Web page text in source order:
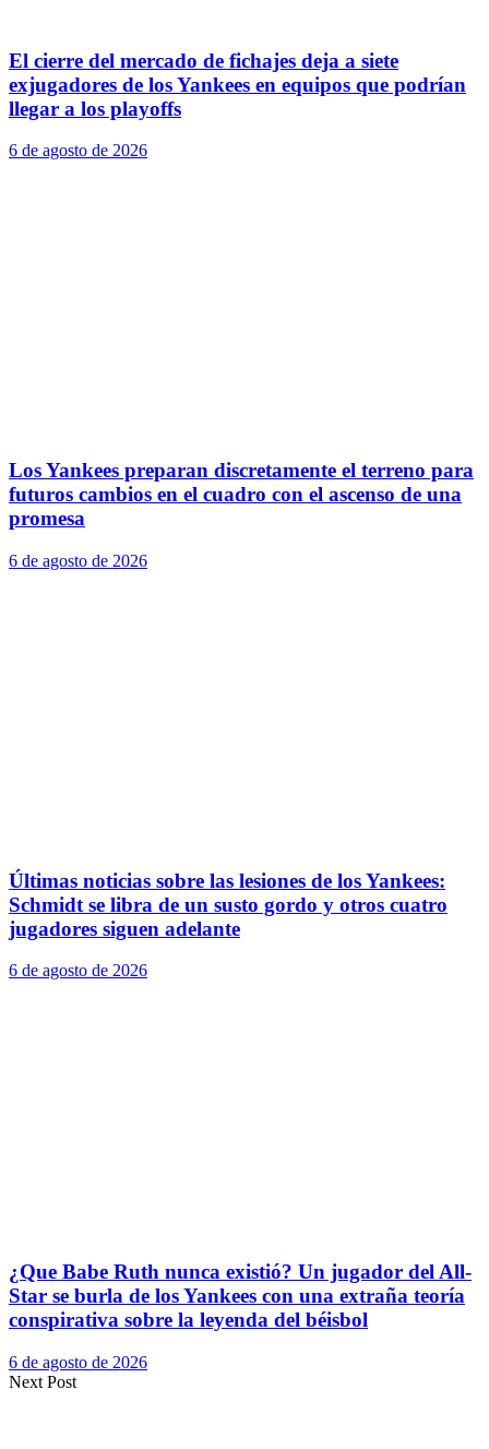
El cierre del mercado de fichajes deja a siete
exjugadores de los Yankees en equipos que podrían
llegar a los playoffs
6 de agosto de 2026
Los Yankees preparan discretamente el terreno para
futuros cambios en el cuadro con el ascenso de una
promesa
6 de agosto de 2026
Últimas noticias sobre las lesiones de los Yankees:
Schmidt se libra de un susto gordo y otros cuatro
jugadores siguen adelante
6 de agosto de 2026
¿Que Babe Ruth nunca existió? Un jugador del All-
Star se burla de los Yankees con una extraña teoría
conspirativa sobre la leyenda del béisbol
6 de agosto de 2026
Next Post